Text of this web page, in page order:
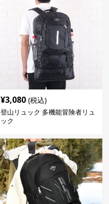
¥3,080 (税込)
登山リュック 多機能冒険者リュ
ック